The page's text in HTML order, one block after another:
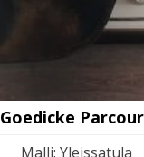
Goedicke
Malli: Yleissatula